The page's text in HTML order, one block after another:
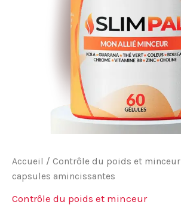
Accueil / Contrôle du poids et minceur
capsules amincissantes
Contrôle du poids et minceur